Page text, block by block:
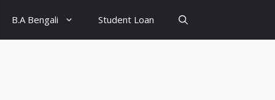
B.A Bengali Student Loan